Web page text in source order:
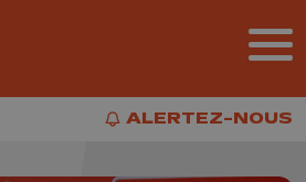
ALERTEZ-NOUS
ALERTEZ-NOUS